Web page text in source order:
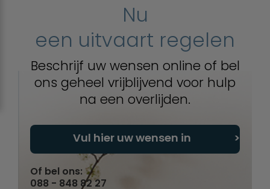
Nu
een uitvaart regelen
Beschrijf uw wensen online of bel
ons geheel vrijblijvend voor hulp
na een overlijden.
Vul hier uw wensen in
Of bel ons:
088 - 848 82 27